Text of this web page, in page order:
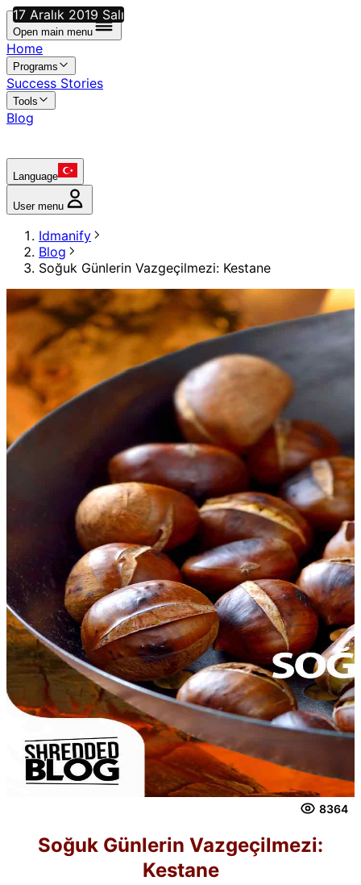
Open main menu
Home
Programs
Success Stories
Tools
Blog
Language
User menu
Idmanify
Blog
Soğuk Günlerin Vazgeçilmezi: Kestane
17 Aralık 2019 Salı
8364
Soğuk Günlerin Vazgeçilmezi:
Kestane